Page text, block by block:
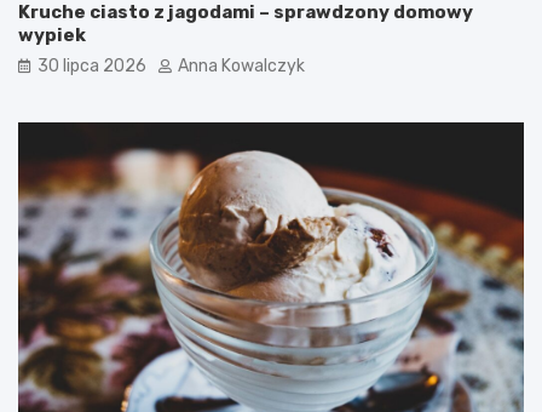
Kruche ciasto z jagodami – sprawdzony domowy
wypiek
30 lipca 2026 Anna Kowalczyk